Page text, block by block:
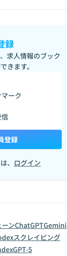
録
求人情報のブック
きます。
ーク
信
登録
、 ログイン
ンChatGPTGemini
スクレイピング
GPT-5